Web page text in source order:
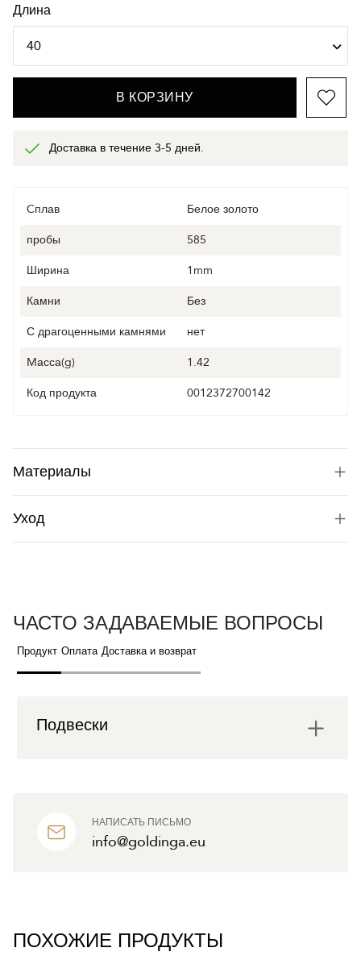
Длина
В КОРЗИНУ
Доставка в течение 3-5 дней.
Cплав
Белое золото
пробы
585
Ширина
1mm
Камни
Без
С драгоценными камнями
нет
Mасса(g)
1.42
Код продукта
0012372700142
Материалы
Уход
НАПИСАТЬ ПИСЬМО
info@goldinga.eu
ЧАСТО ЗАДАВАЕМЫЕ ВОПРОСЫ
Продукт Оплата Доставка и возврат
Подвески
ПОХОЖИЕ ПРОДУКТЫ